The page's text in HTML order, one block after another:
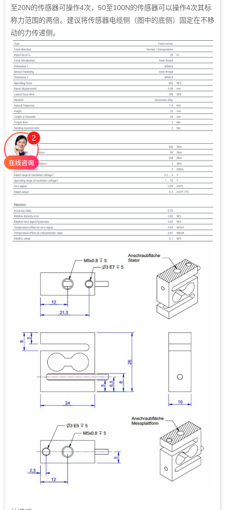
至20N的传感器可操作4次，50至100N的传感器可以操作4次其标
称力范围的两倍。建议将传感器电缆侧（图中的底侧）固定在不移
动的力传递侧。
2